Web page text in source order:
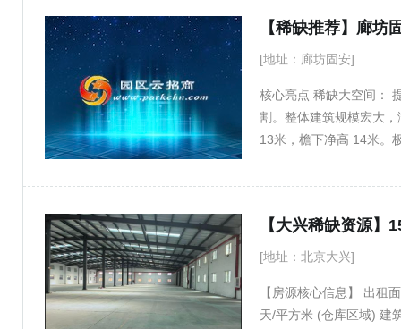
[地址：廊坊固安]
核心亮点 稀缺大空间：
割。整体建筑规模宏大
13米，檐下净高 14米。
状况优良。6.5米柱距 与
型生产行业的消防要求
供稳定电力支持。 通行
区位与适用客户 本项目
流便捷，是辐射京津冀
[地址：北京大兴]
【房源核心信息】 出租
天/平方米 (仓库区域) 建